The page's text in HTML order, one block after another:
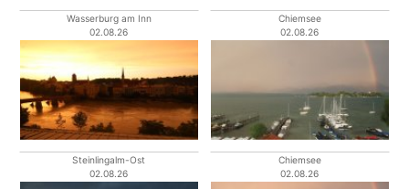
Wasserburg am Inn
02.08.26
Chiemsee
02.08.26
Steinlingalm-Ost
02.08.26
Chiemsee
02.08.26